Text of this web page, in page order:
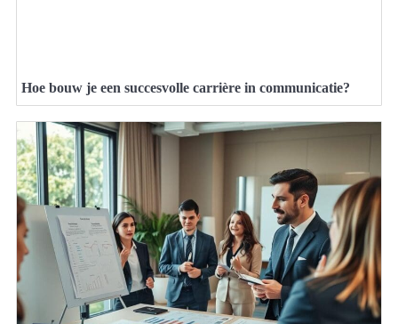
Hoe bouw je een succesvolle carrière in communicatie?